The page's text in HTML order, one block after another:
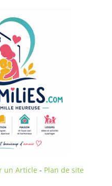
un Article - Plan de site